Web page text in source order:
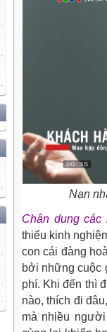
Nạn
Chân dung các
thiếu kinh
con cái đàng
bởi những cuộc
phí. Khi đến thì
nào, thích đi
mà nhiều